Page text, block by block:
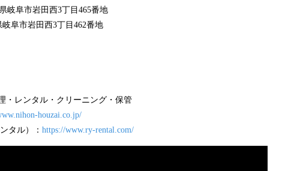
岐阜市岩田西3丁目465番地
阜市岩田西3丁目462番地
・レンタル・クリーニング・保管
houzai.co.jp/
タル）： https://www.ry-rental.com/